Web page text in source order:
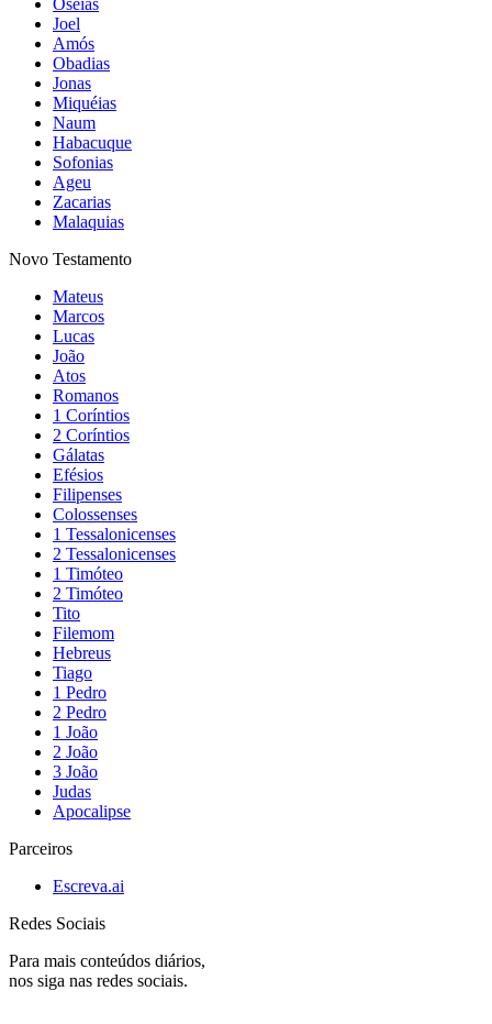
Oséias
Joel
Amós
Obadias
Jonas
Miquéias
Naum
Habacuque
Sofonias
Ageu
Zacarias
Malaquias
Novo Testamento
Mateus
Marcos
Lucas
João
Atos
Romanos
1 Coríntios
2 Coríntios
Gálatas
Efésios
Filipenses
Colossenses
1 Tessalonicenses
2 Tessalonicenses
1 Timóteo
2 Timóteo
Tito
Filemom
Hebreus
Tiago
1 Pedro
2 Pedro
1 João
2 João
3 João
Judas
Apocalipse
Parceiros
Escreva.ai
Redes Sociais
Para mais conteúdos diários,
nos siga nas redes sociais.